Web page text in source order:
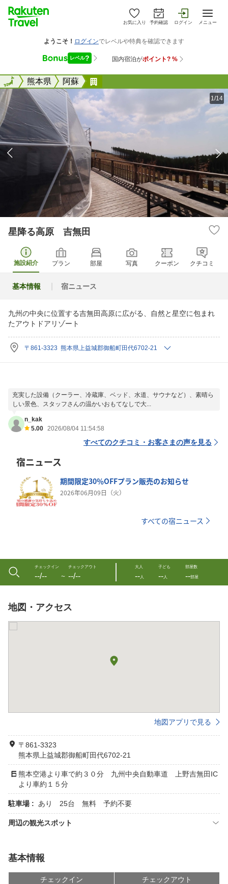
お気に入り 予約確認 ログイン メニュー
全国熊本県 阿蘇
全国
1/14
星降る高原 吉無田
施設紹介 プラン 部屋 写真 クーポン クチコミ
基本情報 宿ニュース
九州の中央に位置する吉無田高原に広がる、自然と星空に包まれ
たアウトドアリゾート
〒861-3323 熊本県上益城郡御船町田代6702-21
充実した設備（クーラー、冷蔵庫、ベッド、水道、サウナなど）、素晴ら
しい景色、スタッフさんの温かいおもてなしで大...
n_kak
5.00 2026/08/04 11:54:58
すべてのクチコミ・お客さまの声を見る
宿ニュース
期間限定30％OFFプラン販売のお知らせ
2026年06月09日（火）
すべての宿ニュース
チェックイン
--/-- 〜
チェックアウト
--/--
大人
--人
子ども
--人
部屋数
--部屋
地図・アクセス
地図アプリで見る
〒861-3323
熊本県上益城郡御船町田代6702-21
熊本空港より車で約３０分 九州中央自動車道 上野吉無田IC
より車約１５分
駐車場 : あり 25台 無料 予約不要
周辺の観光スポット
基本情報
チェックイン
チェックアウト